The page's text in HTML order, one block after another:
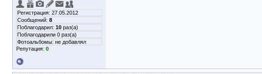
Регистрация: 27.05.2012
Сообщений: 8
Поблагодарил: 10 раз(а)
Поблагодарили 0 раз(а)
Фотоальбомы: не добавлял
Репутация: 0